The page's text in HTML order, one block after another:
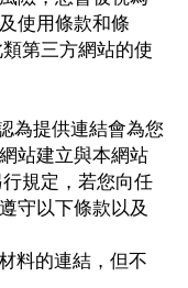
使用條款和條
第三方網站的使
為提供連結會為您
站建立與本網站
規定，若您向任
守以下條款以及
料的連結，但不